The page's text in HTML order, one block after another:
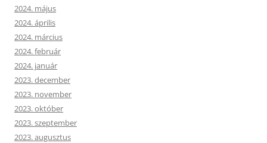
2024. május
2024. április
2024. március
2024. február
2024. január
2023. december
2023. november
2023. október
2023. szeptember
2023. augusztus